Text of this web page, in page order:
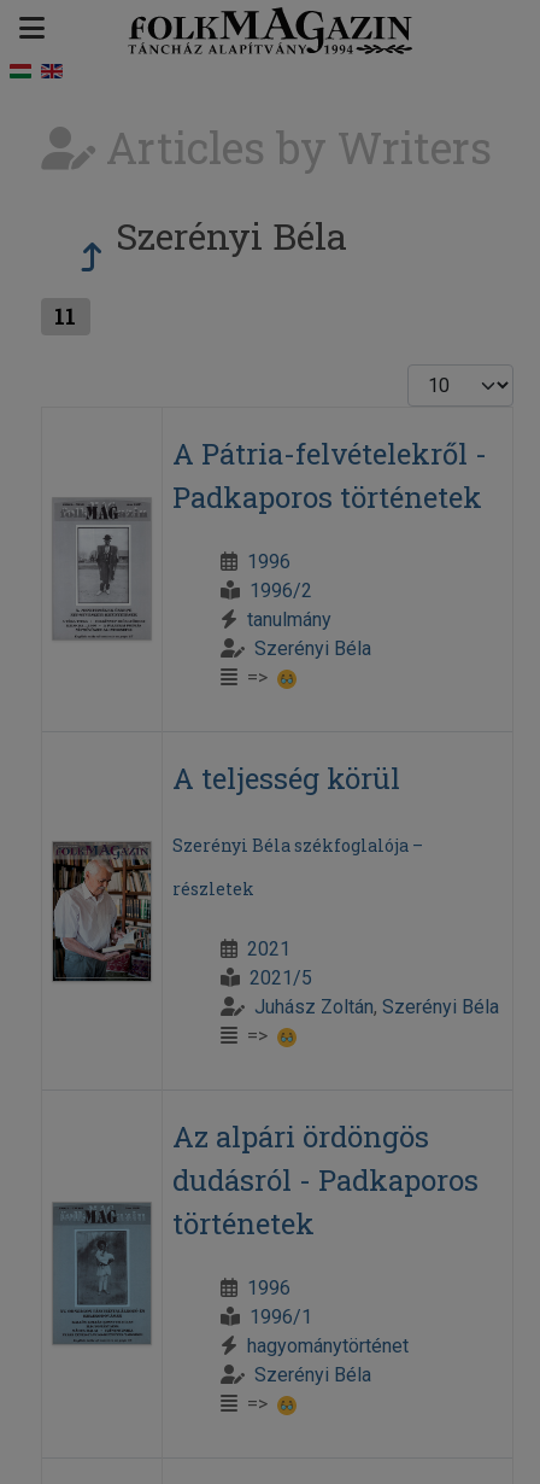
Articles by Writers
Szerényi Béla
11
Display #
A Pátria-felvételekről -
Padkaporos történetek
1996
1996/2
tanulmány
Szerényi Béla
=>
A teljesség körül
Szerényi Béla székfoglalója –
részletek
2021
2021/5
Juhász Zoltán, Szerényi Béla
=>
Az alpári ördöngös
dudásról - Padkaporos
történetek
1996
1996/1
hagyománytörténet
Szerényi Béla
=>